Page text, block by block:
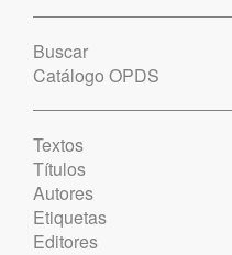
Buscar
Catálogo OPDS
Textos
Títulos
Autores
Etiquetas
Editores